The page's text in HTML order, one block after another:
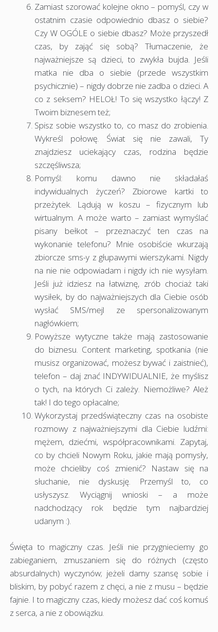
Zamiast szorować kolejne okno – pomyśl, czy w
ostatnim czasie odpowiednio dbasz o siebie?
Czy W OGÓLE o siebie dbasz? Może przyszedł
czas, by zająć się sobą? Tłumaczenie, że
najważniejsze są dzieci, to zwykła bujda. Jeśli
matka nie dba o siebie (przede wszystkim
psychicznie) – nigdy dobrze nie zadba o dzieci. A
co z seksem? HELOŁ! To się wszystko łączy! Z
Twoim biznesem też;
Spisz sobie wszystko to, co masz do zrobienia.
Wykreśl połowę. Świat się nie zawali, Ty
znajdziesz uciekający czas, rodzina będzie
szczęśliwsza;
Pomyśl: komu dawno nie składałaś
indywidualnych życzeń? Zbiorowe kartki to
przeżytek. Lądują w koszu – fizycznym lub
wirtualnym. A może warto – zamiast wymyślać
pisany bełkot – przeznaczyć ten czas na
wykonanie telefonu? Mnie osobiście wkurzają
zbiorcze sms-y z głupawymi wierszykami. Nigdy
na nie nie odpowiadam i nigdy ich nie wysyłam.
Jeśli już idziesz na łatwiznę, zrób chociaż taki
wysiłek, by do najważniejszych dla Ciebie osób
wysłać SMS/mejl ze spersonalizowanym
nagłówkiem;
Powyższe wytyczne także mają zastosowanie
do biznesu. Content marketing, spotkania (nie
musisz organizować, możesz bywać i zaistnieć),
telefon – daj znać INDYWIDUALNIE, że myślisz
o tych, na których Ci zależy. Niemożliwe? Ależ
tak! I do tego opłacalne;
Wykorzystaj przedświąteczny czas na osobiste
rozmowy z najważniejszymi dla Ciebie ludźmi:
mężem, dziećmi, współpracownikami. Zapytaj,
co by chcieli Nowym Roku, jakie mają pomysły,
może chcieliby coś zmienić? Nastaw się na
słuchanie, nie dyskusję. Przemyśl to, co
usłyszysz. Wyciągnij wnioski – a może
nadchodzący rok będzie tym najbardziej
udanym :).
Święta to magiczny czas. Jeśli nie przygnieciemy go
zabieganiem, zmuszaniem się do różnych (często
absurdalnych) wyczynów; jeżeli damy szansę sobie i
bliskim, by pobyć razem z chęci, a nie z musu – będzie
fajnie. I to magiczny czas, kiedy możesz dać coś komuś
z serca, a nie z obowiązku.